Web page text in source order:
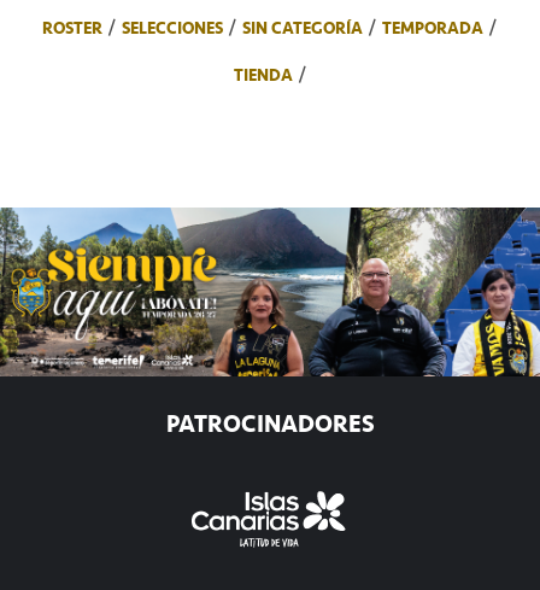
ROSTER SELECCIONES SIN CATEGORÍA
TEMPORADA
TIENDA
PATROCINADORES